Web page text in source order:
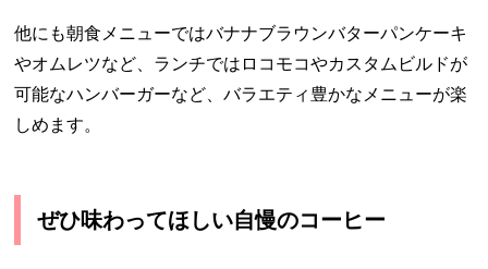
他にも朝食メニューではバナナブラウンバターパンケーキ
やオムレツなど、ランチではロコモコやカスタムビルドが
可能なハンバーガーなど、バラエティ豊かなメニューが楽
しめます。
ぜひ味わってほしい自慢のコーヒー